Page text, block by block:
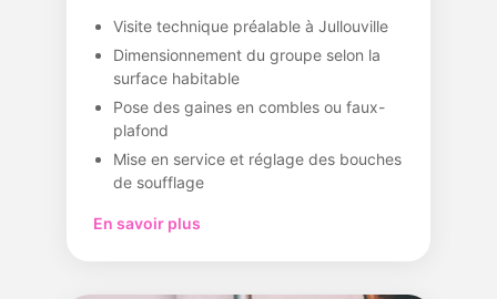
Visite technique préalable à Jullouville
Dimensionnement du groupe selon la
surface habitable
Pose des gaines en combles ou faux-
plafond
Mise en service et réglage des bouches
de soufflage
En savoir plus